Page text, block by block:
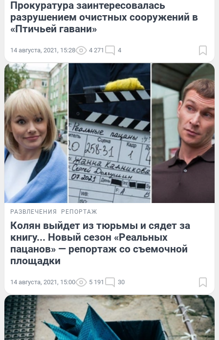
Прокуратура заинтересовалась
разрушением очистных сооружений в
«Птичьей гавани»
14 августа, 2021, 15:28 4 271 4
РАЗВЛЕЧЕНИЯ РЕПОРТАЖ
Колян выйдет из тюрьмы и сядет за
книгу... Новый сезон «Реальных
пацанов» — репортаж со съемочной
площадки
14 августа, 2021, 15:00 5 191 30